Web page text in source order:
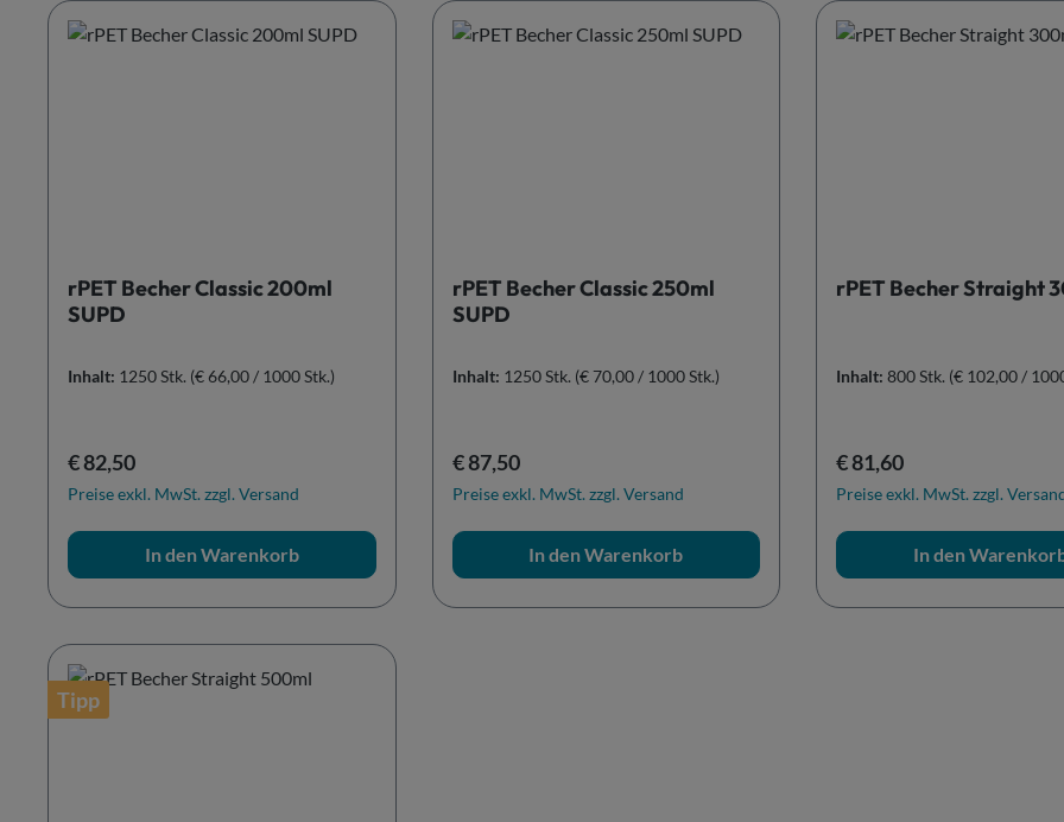
rPET Becher Classic 200ml
SUPD
Inhalt: 1250 Stk. (€ 66,00 / 1000 Stk.)
Regulärer Preis:
€ 82,50
Preise exkl. MwSt. zzgl. Versand
In den Warenkorb
rPET Becher Classic 250ml
SUPD
Inhalt: 1250 Stk. (€ 70,00 / 1000 Stk.)
Regulärer Preis:
€ 87,50
Preise exkl. MwSt. zzgl. Versand
In den Warenkorb
rPET Becher Straight
Inhalt: 800 Stk. (€ 102,00 /
Regulärer Preis:
€ 81,60
Preise exkl. MwSt. zzgl.
In den
Tipp